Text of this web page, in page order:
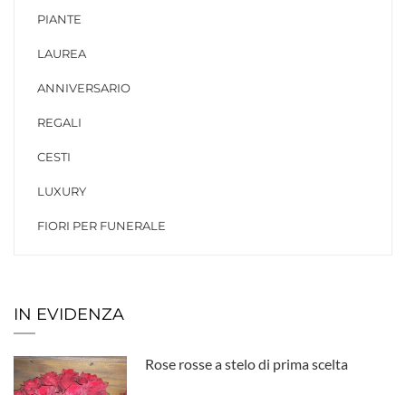
PIANTE
LAUREA
ANNIVERSARIO
REGALI
CESTI
LUXURY
FIORI PER FUNERALE
IN EVIDENZA
Rose rosse a stelo di prima scelta